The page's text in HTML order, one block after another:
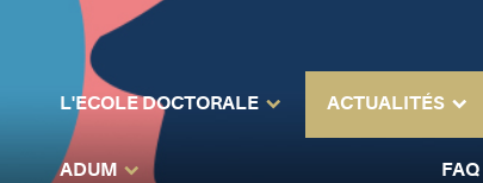
L'ECOLE DOCTORALE ACTUALITÉS
ADUM FAQ